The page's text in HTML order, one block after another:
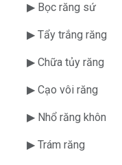
▶ Bọc răng sứ
▶ Tẩy trắng răng
▶ Chữa tủy răng
▶ Cạo vôi răng
▶ Nhổ răng khôn
▶ Trám răng